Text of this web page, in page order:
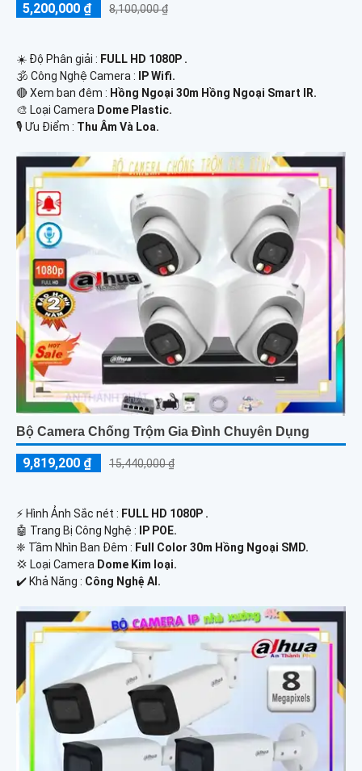
5,200,000 ₫ 8,100,000 ₫
☀️ Độ Phân giải : FULL HD 1080P .
🕉️ Công Nghệ Camera :
IP Wifi.
🔴 Xem ban đêm : Hồng Ngoại 30m Hồng Ngoại Smart IR.
🎨 Loại Camera Dome Plastic.
️🎙 Ưu Điểm : Thu Âm Và Loa.
Bộ Camera Chống Trộm Gia Đình Chuyên Dụng
9,819,200 ₫ 15,440,000 ₫
️⚡ Hình Ảnh Sắc nét : FULL HD 1080P .
🤖️ Trang Bị Công Nghệ : IP POE.
❈ Tầm Nhìn Ban Đêm : Full Color 30m Hồng Ngoại SMD.
💢 Loại Camera Dome Kim loại.
️✔️ Khả Năng : Công Nghệ AI.